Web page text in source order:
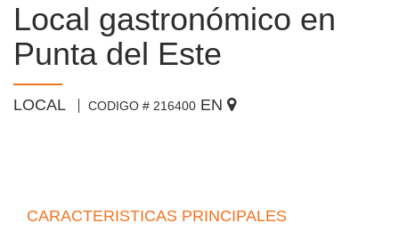
Local gastronómico en
Punta del Este
LOCAL CODIGO # 216400 EN
CARACTERISTICAS PRINCIPALES